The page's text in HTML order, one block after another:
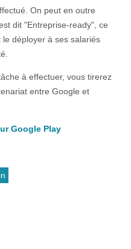
On peut en outre
dit "Entreprise-ready", ce
déployer à ses salariés
à effectuer, vous tirerez
entre Google et
Google Play